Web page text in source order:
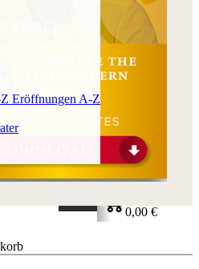
Eröffnungen A-Z
Login
WARENKORB
0,00 €